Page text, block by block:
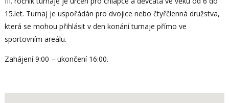
15.let. Turnaj je uspořádán pro dvojice nebo čtyřčlenná družstva,
která se mohou přihlásit v den konání turnaje přímo ve
sportovním areálu.
Zahájení 9:00 – ukončení 16:00.